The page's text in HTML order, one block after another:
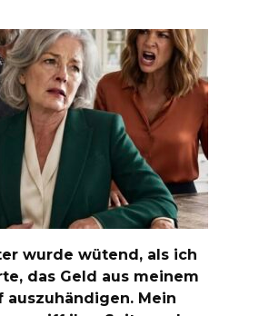
wurde wütend, als ich
das Geld aus meinem
auszuhändigen. Mein